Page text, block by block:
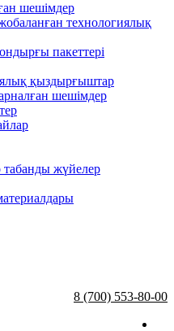
шешімдер
технологиялық
пакеттері
қыздырғыштар
шешімдер
жүйелер
8 (700) 553-80-00